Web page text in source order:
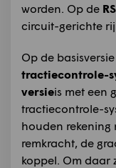
worden. Op de
circuit-gerichte
Op de
tractiecontrole-
versieis met een
tractiecontrole-
houden rekening
remkracht, de
koppel. Om daar